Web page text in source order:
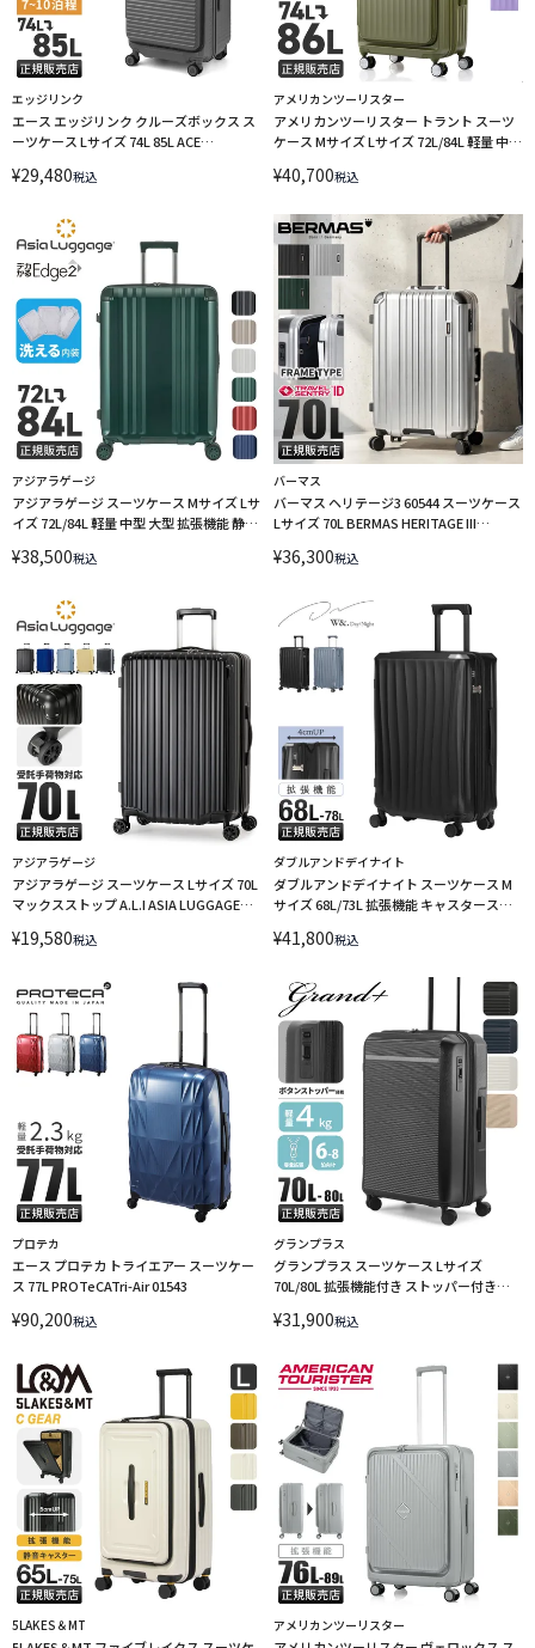
エッジリンク
エース エッジリンク クルーズボックス ス
ーツケース Lサイズ 74L 85L ACE
¥29,480税込
アメリカンツーリスター
アメリカンツーリスター トラント スーツ
ケース Mサイズ Lサイズ 72L/84L 軽量 中型
ー 4輪 双輪 キャリーケース
¥40,700税込
アジアラゲージ
アジアラゲージ スーツケース Mサイズ Lサ
イズ 72L/84L 軽量 中型 大型 拡張機能 静音
Luggage デカかるEdge2 ALI-090-24W
¥38,500税込
バーマス
バーマス ヘリテージ3 60544 スーツケース
Lサイズ 70L BERMAS HERITAGE III
¥36,300税込
アジアラゲージ
アジアラゲージ スーツケース Lサイズ 70L
マックスストップ A.L.I ASIA LUGGAGE
¥19,580税込
ダブルアンドデイナイト
ダブルアンドデイナイト スーツケース M
サイズ 68L/73L 拡張機能 キャスタースト
¥41,800税込
プロテカ
エース プロテカ トライエアー スーツケー
ス 77L PROTeCATri-Air 01543
¥90,200税込
グランプラス
グランプラス スーツケース Lサイズ
70L/80L 拡張機能付き ストッパー付き
¥31,900税込
5LAKES＆MT アメリカンツーリスター